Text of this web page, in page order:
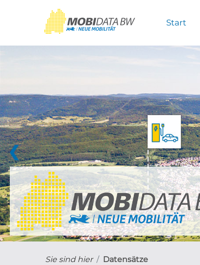
Start
❮
Sie sind hier Datensätze